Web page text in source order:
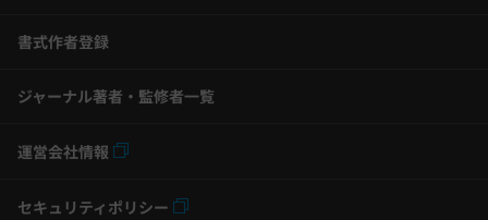
書式作者登録
ジャーナル著者・監修者一覧
運営会社情報
セキュリティポリシー